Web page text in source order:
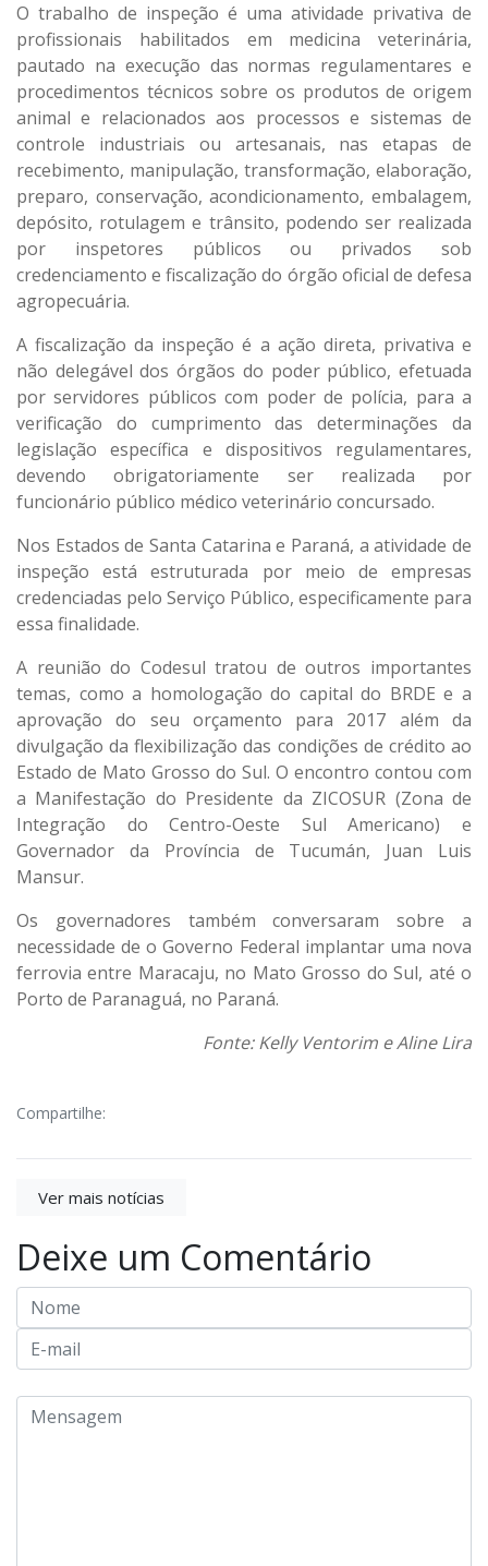
O trabalho de inspeção é uma atividade privativa de
profissionais habilitados em medicina veterinária,
pautado na execução das normas regulamentares e
procedimentos técnicos sobre os produtos de origem
animal e relacionados aos processos e sistemas de
controle industriais ou artesanais, nas etapas de
recebimento, manipulação, transformação, elaboração,
preparo, conservação, acondicionamento, embalagem,
depósito, rotulagem e trânsito, podendo ser realizada
por inspetores públicos ou privados sob
credenciamento e fiscalização do órgão oficial de defesa
agropecuária.
A fiscalização da inspeção é a ação direta, privativa e
não delegável dos órgãos do poder público, efetuada
por servidores públicos com poder de polícia, para a
verificação do cumprimento das determinações da
legislação específica e dispositivos regulamentares,
devendo obrigatoriamente ser realizada por
funcionário público médico veterinário concursado.
Nos Estados de Santa Catarina e Paraná, a atividade de
inspeção está estruturada por meio de empresas
credenciadas pelo Serviço Público, especificamente para
essa finalidade.
A reunião do Codesul tratou de outros importantes
temas, como a homologação do capital do BRDE e a
aprovação do seu orçamento para 2017 além da
divulgação da flexibilização das condições de crédito ao
Estado de Mato Grosso do Sul. O encontro contou com
a Manifestação do Presidente da ZICOSUR (Zona de
Integração do Centro-Oeste Sul Americano) e
Governador da Província de Tucumán, Juan Luis
Mansur.
Os governadores também conversaram sobre a
necessidade de o Governo Federal implantar uma nova
ferrovia entre Maracaju, no Mato Grosso do Sul, até o
Porto de Paranaguá, no Paraná.
Fonte: Kelly Ventorim e Aline Lira
Compartilhe:
Ver mais notícias
Deixe um Comentário